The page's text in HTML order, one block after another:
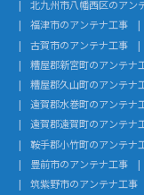
北九州市八幡西区のアン
福津市のアンテナ工事
古賀市のアンテナ工事
糟屋郡新宮町のアンテナ
糟屋郡久山町のアンテナ
遠賀郡水巻町のアンテナ
遠賀郡遠賀町のアンテナ
鞍手郡小竹町のアンテナ
豊前市のアンテナ工事
筑紫野市のアンテナ工事